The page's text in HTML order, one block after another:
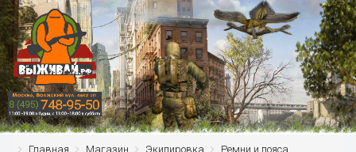
Главная Магазин Экипировка Ремни и пояса